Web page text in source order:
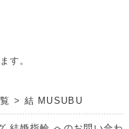
す。
> 結 MUSUBU